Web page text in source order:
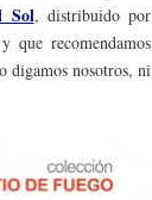
Sol, distribuido por
que recomendamos
digamos nosotros, ni